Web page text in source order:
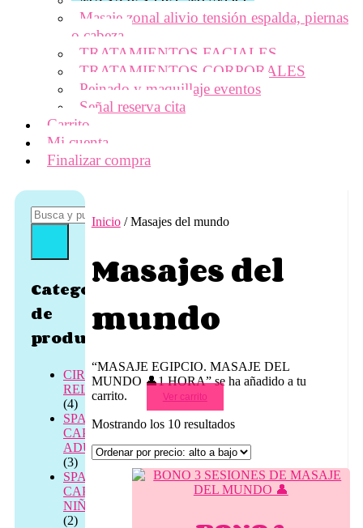
Masaje zonal alivio tensión espalda, piernas
o cabeza
TRATAMIENTOS FACIALES
TRATAMIENTOS CORPORALES
Peinado y maquillaje eventos
Señal reserva cita
Carrito
Mi cuenta
Finalizar compra
Inicio/ Masajes del mundo
Masajes del
mundo
“MASAJE EGIPCIO. MASAJE DEL
MUNDO 👤1 HORA” se ha añadido a tu
carrito.
Ver carrito
Mostrando los 10 resultadosOrdenado
precio:
alto
a
bajo
Categorías
de
producto
CIRCUITOS
RELAX
(4)
SPA
CAPILAR
ADULTOS
(3)
SPA
CAPILAR
NIÑOS
(2)